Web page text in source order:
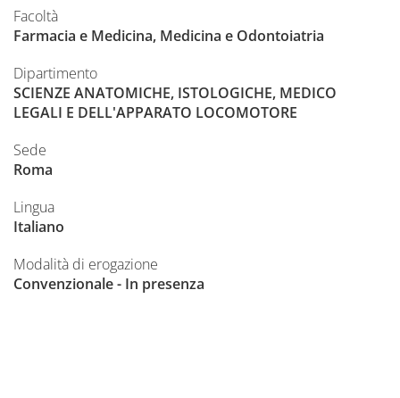
Facoltà
Farmacia e Medicina, Medicina e Odontoiatria
Dipartimento
SCIENZE ANATOMICHE, ISTOLOGICHE, MEDICO
LEGALI E DELL'APPARATO LOCOMOTORE
Sede
Roma
Lingua
Italiano
Modalità di erogazione
Convenzionale - In presenza